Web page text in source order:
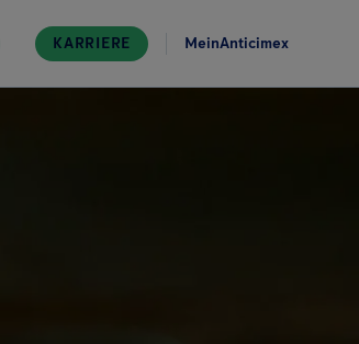
KARRIERE MeinAnticimex